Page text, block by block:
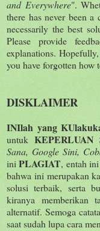
and Everywhere".
there has never been
necessarily the best
Please provide
explanations.
you have forgotten how
DISKLAIMER
INIlah yang
untuk KEPERLUAN
Sana, Google Sini,
iniPLAGIAT, entah ini
bahwa ini merupakan
solusi terbaik, serta
kiranya memberikan
alternatif. Semoga
saat sudah lupa cara